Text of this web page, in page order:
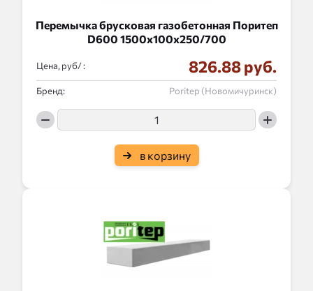
Перемычка брусковая газобетонная Поритеп
D600 1500x100x250/700
Цена, руб/ : 826.88 руб.
Бренд: Poritep (Новомичуринск)
в корзину